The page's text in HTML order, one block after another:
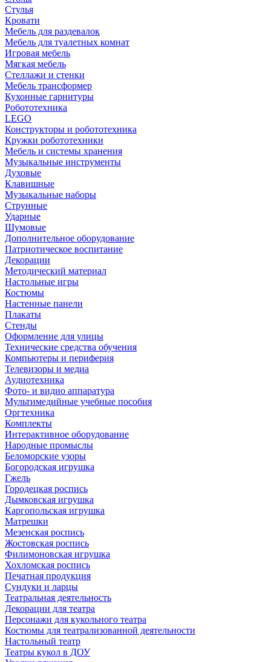
Cтулья
Кровати
Мебель для раздевалок
Мебель для туалетных комнат
Игровая мебель
Мягкая мебель
Стеллажи и стенки
Мебель трансформер
Кухонные гарнитуры
Робототехника
LEGO
Конструкторы и робототехника
Кружки робототехники
Мебель и системы хранения
Музыкальные инструменты
Духовые
Клавишные
Музыкальные наборы
Струнные
Ударные
Шумовые
Дополнительное оборудование
Патриотическое воспитание
Декорации
Методический материал
Настольные игры
Костюмы
Настенные панели
Плакаты
Стенды
Оформление для улицы
Технические средства обучения
Компьютеры и периферия
Телевизоры и медиа
Аудиотехника
Фото- и видио аппаратура
Мультимедийные учебные пособия
Оргтехника
Комплекты
Интерактивное оборудование
Народные промыслы
Беломорские узоры
Богородская игрушка
Гжель
Городецкая роспись
Дымковская игрушка
Каргопольская игрушка
Матрешки
Мезенская роспись
Жостовская роспись
Филимоновская игрушка
Хохломская роспись
Печатная продукция
Сундуки и ларцы
Театральная деятельность
Декорации для театра
Персонажи для кукольного театра
Костюмы для театрализованной деятельности
Настольный театр
Театры кукол в ДОУ